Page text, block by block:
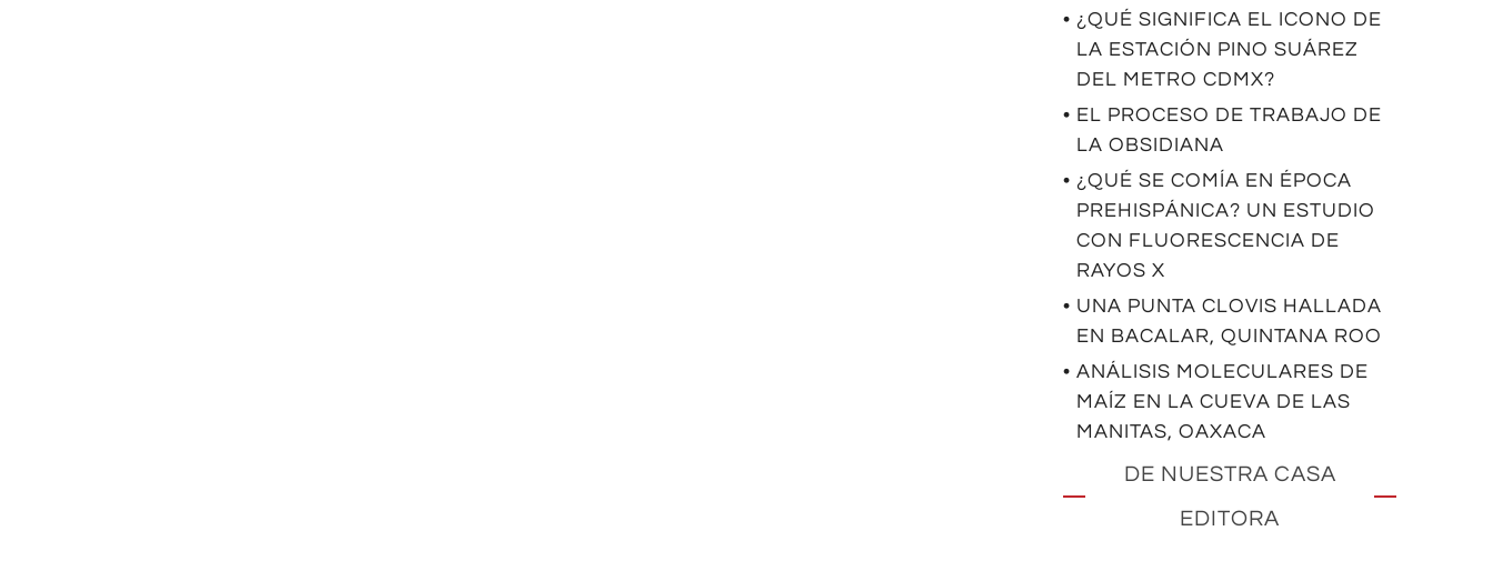
• ¿QUÉ SIGNIFICA EL ICONO DE
LA ESTACIÓN PINO SUÁREZ
DEL METRO CDMX?
• EL PROCESO DE TRABAJO DE
LA OBSIDIANA
• ¿QUÉ SE COMÍA EN ÉPOCA
PREHISPÁNICA? UN ESTUDIO
CON FLUORESCENCIA DE
RAYOS X
• UNA PUNTA CLOVIS HALLADA
EN BACALAR, QUINTANA ROO
• ANÁLISIS MOLECULARES DE
MAÍZ EN LA CUEVA DE LAS
MANITAS, OAXACA
DE NUESTRA CASA
EDITORA